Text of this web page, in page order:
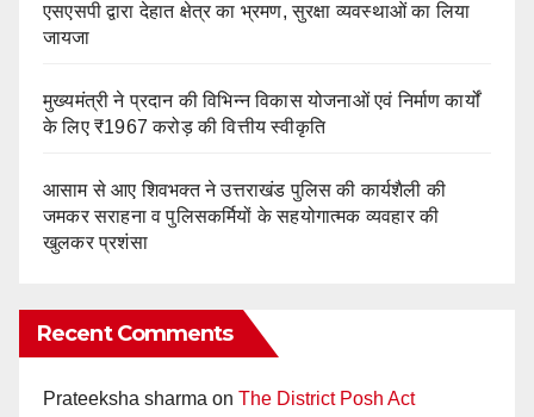
एसएसपी द्वारा देहात क्षेत्र का भ्रमण, सुरक्षा व्यवस्थाओं का लिया
जायजा
मुख्यमंत्री ने प्रदान की विभिन्न विकास योजनाओं एवं निर्माण कार्यों
के लिए ₹1967 करोड़ की वित्तीय स्वीकृति
आसाम से आए शिवभक्त ने उत्तराखंड पुलिस की कार्यशैली की
जमकर सराहना व पुलिसकर्मियों के सहयोगात्मक व्यवहार की
खुलकर प्रशंसा
Recent Comments
Prateeksha sharma on The District Posh Act